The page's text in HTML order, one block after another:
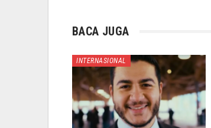
BACA JUGA
INTERNASIONAL